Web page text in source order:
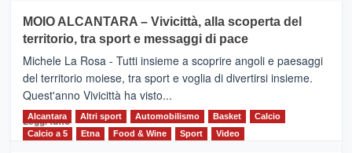
Torna
la
Supermaratona
dell’Etna
MOIO ALCANTARA – Vivicittà, alla scoperta del
territorio, tra sport e messaggi di pace
Michele La Rosa - Tutti insieme a scoprire angoli e paesaggi
del territorio moiese, tra sport e voglia di divertirsi insieme.
Quest'anno Vivicittà ha visto...
Leggi tutto Leggi
Alcantara Altri sport Automobilismo Basket
Calcio
Calcio a 5
Etna Food & Wine Sport Video